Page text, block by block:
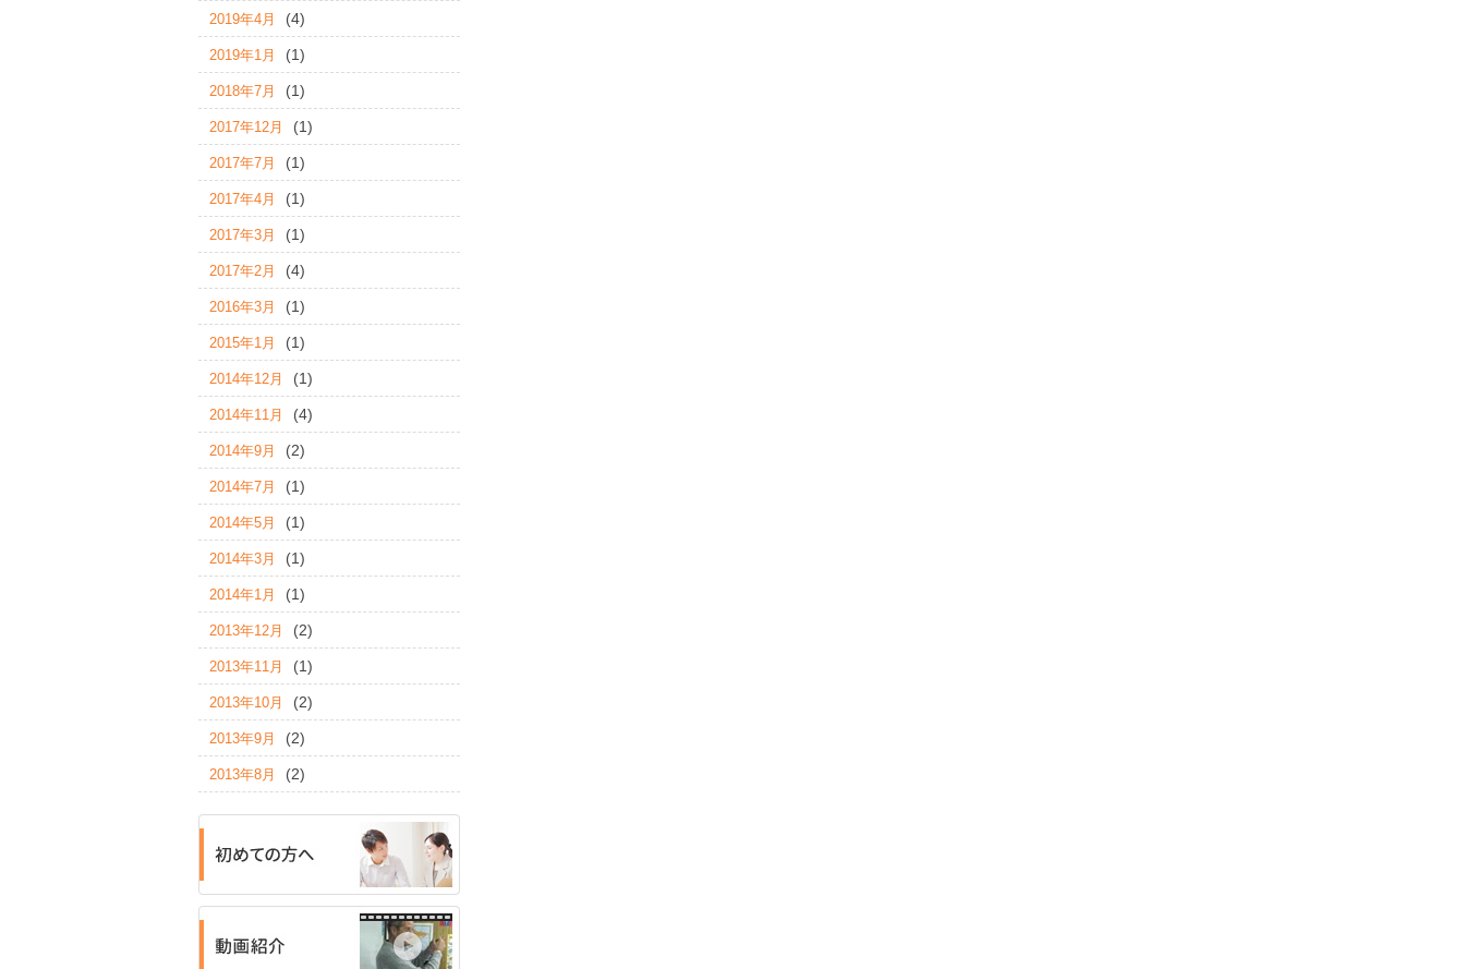
2019年4月 (4)
2019年1月 (1)
2018年7月 (1)
2017年12月 (1)
2017年7月 (1)
2017年4月 (1)
2017年3月 (1)
2017年2月 (4)
2016年3月 (1)
2015年1月 (1)
2014年12月 (1)
2014年11月 (4)
2014年9月 (2)
2014年7月 (1)
2014年5月 (1)
2014年3月 (1)
2014年1月 (1)
2013年12月 (2)
2013年11月 (1)
2013年10月 (2)
2013年9月 (2)
2013年8月 (2)